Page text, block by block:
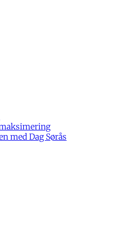
med Dag Sørås